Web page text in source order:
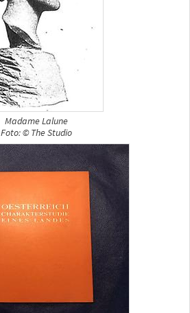
Madame Lalune
Foto: © The Studio